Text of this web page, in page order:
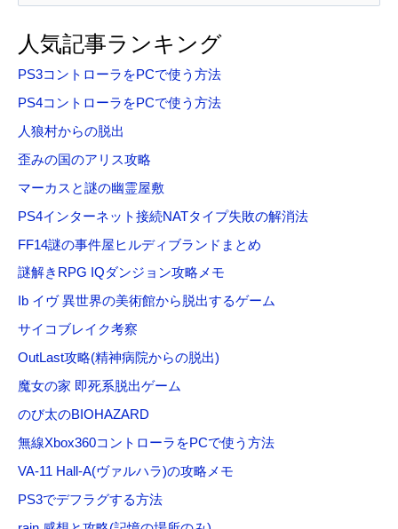
象
:
人気記事ランキング
PS3コントローラをPCで使う方法
PS4コントローラをPCで使う方法
人狼村からの脱出
歪みの国のアリス攻略
マーカスと謎の幽霊屋敷
PS4インターネット接続NATタイプ失敗の解消法
FF14謎の事件屋ヒルディブランドまとめ
謎解きRPG IQダンジョン攻略メモ
Ib イヴ 異世界の美術館から脱出するゲーム
サイコブレイク考察
OutLast攻略(精神病院からの脱出)
魔女の家 即死系脱出ゲーム
のび太のBIOHAZARD
無線Xbox360コントローラをPCで使う方法
VA-11 Hall-A(ヴァルハラ)の攻略メモ
PS3でデフラグする方法